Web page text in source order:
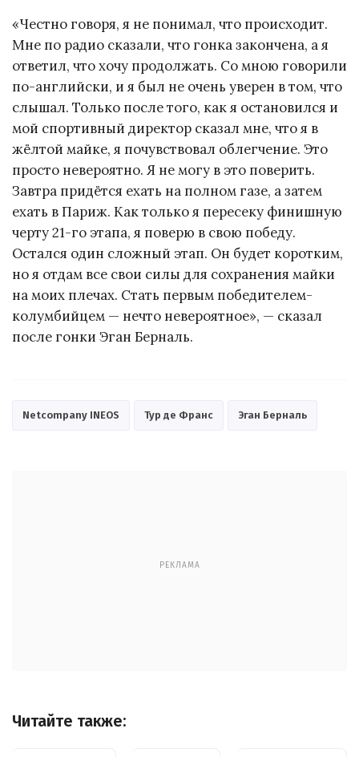
«Честно говоря, я не понимал, что происходит.
Мне по радио сказали, что гонка закончена, а я
ответил, что хочу продолжать. Со мною говорили
по-английски, и я был не очень уверен в том, что
слышал. Только после того, как я остановился и
мой спортивный директор сказал мне, что я в
жёлтой майке, я почувствовал облегчение. Это
просто невероятно. Я не могу в это поверить.
Завтра придётся ехать на полном газе, а затем
ехать в Париж. Как только я пересеку финишную
черту 21-го этапа, я поверю в свою победу.
Остался один сложный этап. Он будет коротким,
но я отдам все свои силы для сохранения майки
на моих плечах. Стать первым победителем-
колумбийцем — нечто невероятное», — сказал
после гонки Эган Берналь.
Netcompany INEOS Тур де Франс Эган Берналь
РЕКЛАМА
Читайте также: